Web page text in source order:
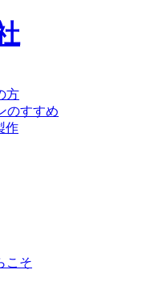
方
のすすめ
作
こそ